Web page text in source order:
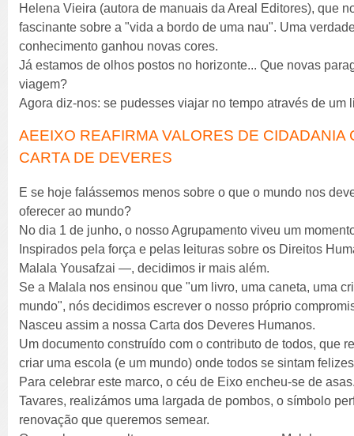
Helena Vieira (autora de manuais da Areal Editores), que
fascinante sobre a "vida a bordo de uma nau". Uma
conhecimento ganhou novas cores.
Já estamos de olhos postos no horizonte... Que novas
viagem?
Agora diz-nos: se pudesses viajar no tempo através de
AEEIXO REAFIRMA VALORES DE CIDADANIA
CARTA DE DEVERES
E se hoje falássemos menos sobre o que o mundo nos
oferecer ao mundo?
No dia 1 de junho, o nosso Agrupamento viveu um
Inspirados pela força e pelas leituras sobre os Direitos
Malala Yousafzai —, decidimos ir mais além.
Se a Malala nos ensinou que "um livro, uma caneta, uma
mundo", nós decidimos escrever o nosso próprio
Nasceu assim a nossa Carta dos Deveres Humanos.
Um documento construído com o contributo de todos, que
criar uma escola (e um mundo) onde todos se sintam
Para celebrar este marco, o céu de Eixo encheu-se de
Tavares, realizámos uma largada de pombos, o símbolo
renovação que queremos semear.